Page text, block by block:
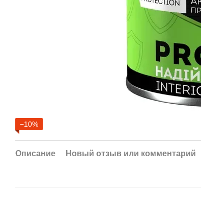
−10%
Описание Новый отзыв или комментарий